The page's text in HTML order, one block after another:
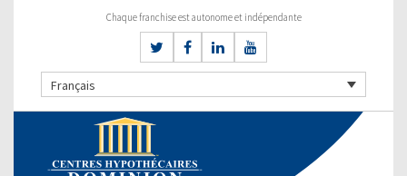
Chaque franchise est autonome et indépendante
Français